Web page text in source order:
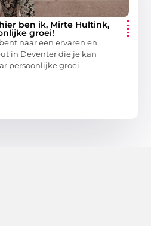
ben ik, Mirte Hultink,
groei!
naar een ervaren en
in Deventer die je kan
persoonlijke groei